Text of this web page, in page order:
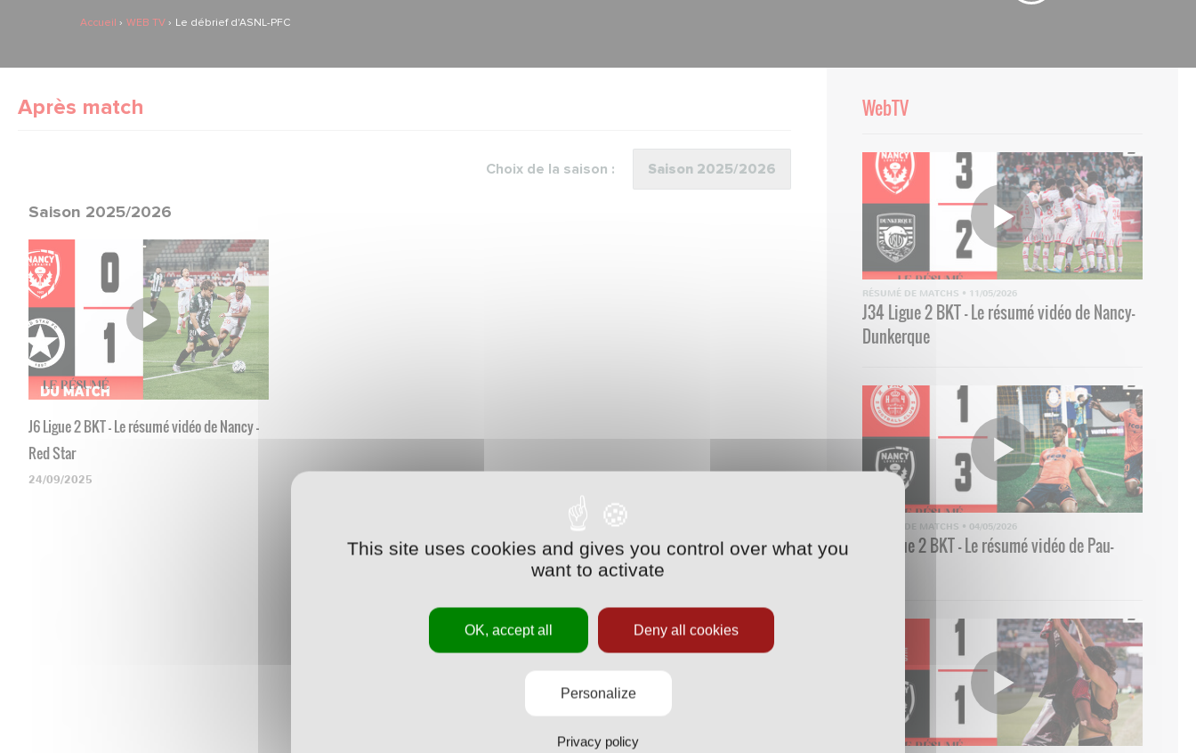
Accueil WEB TV Le débrief d'ASNL-PFC
Après match
Choix de la saison :
Saison 2025/2026
J6 Ligue 2 BKT - Le résumé vidéo de Nancy -
Red Star
24/09/2025
WebTV
RÉSUMÉ DE MATCHS • 11/05/2026
J34 Ligue 2 BKT - Le résumé vidéo de Nancy-
Dunkerque
RÉSUMÉ DE MATCHS • 04/05/2026
33 Ligue 2 BKT - Le résumé vidéo de Pau-
This site uses cookies and gives you control over what you
want to activate
OK, accept all Deny all cookies
Personalize
Privacy policy